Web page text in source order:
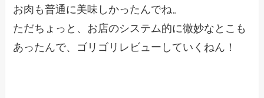
お肉も普通に美味しかったんでね。
ただちょっと、お店のシステム的に微妙なとこも
あったんで、ゴリゴリレビューしていくねん！